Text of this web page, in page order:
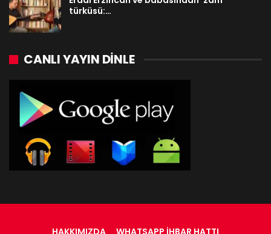
türküsü:…
CANLI YAYIN DINLE